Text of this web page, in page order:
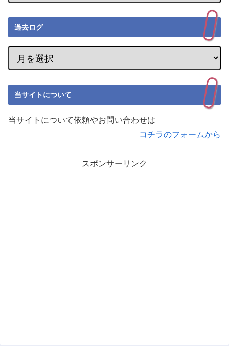
過去ログ
当サイトについて
当サイトについて依頼やお問い合わせは
コチラのフォームから
スポンサーリンク